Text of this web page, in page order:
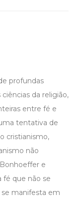
profundas
da religião,
entre fé e
tentativa de
cristianismo,
não
e
fé que não se
manifesta em